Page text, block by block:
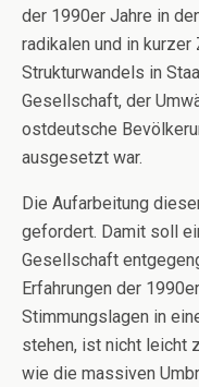
der 1990er Jahre in
radikalen und in
Strukturwandels in
Gesellschaft, der
ostdeutsche
ausgesetzt war.
Die Aufarbeitung
gefordert. Damit soll
Gesellschaft
Erfahrungen der
Stimmungslagen in
stehen, ist nicht leicht
wie die massiven